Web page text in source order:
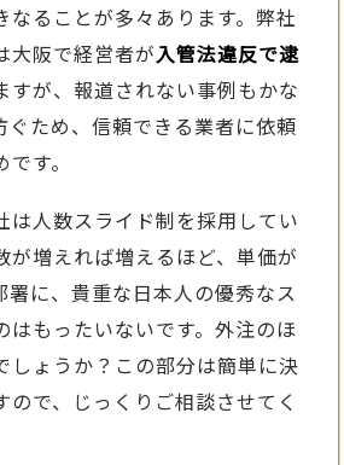
なることが多々あります。弊社
大阪で経営者が入管法違反で逮
すが、報道されない事例もかな
ぐため、信頼できる業者に依頼
す。
は人数スライド制を採用してい
が増えれば増えるほど、単価が
署に、貴重な日本人の優秀なス
はもったいないです。外注のほ
しょうか？この部分は簡単に決
ので、じっくりご相談させてく